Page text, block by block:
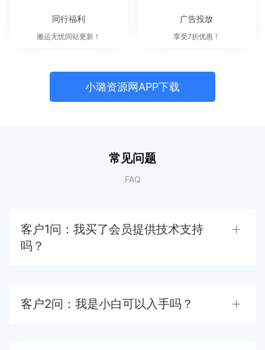
同行福利
搬运无忧同站更新！
广告投放
享受7折优惠！
小璐资源网APP下载
常见问题
FAQ
客户1问：我买了会员提供技术支持
吗？
客户2问：我是小白可以入手吗？